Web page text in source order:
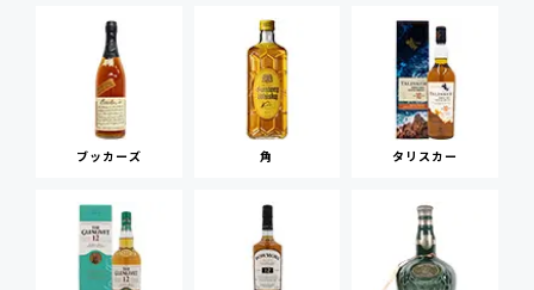
ブッカーズ 角 タリスカー